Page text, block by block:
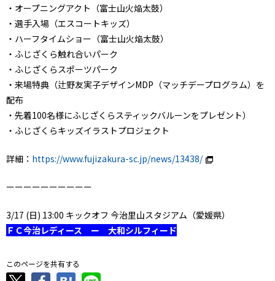
・オープニングアクト（富士山火焔太鼓）
・選手入場（エスコートキッズ）
・ハーフタイムショー（富士山火焔太鼓）
・ふじざくら触れ合いパーク
・ふじざくらスポーツパーク
・来場特典（辻野友実子デザインMDP（マッチデープログラム）を
配布
・先着100名様にふじざくらスティックバルーンをプレゼント）
・ふじざくらキッズイラストプロジェクト
詳細： https://www.fujizakura-sc.jp/news/13438/
ーーーーーーーーーー
3/17 (日) 13:00 キックオフ 今治里山スタジアム（愛媛県）
ＦＣ今治レディース ー 大和シルフィード
このページを共有する